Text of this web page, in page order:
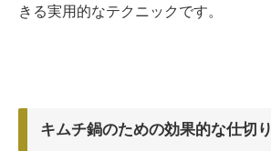
きる実用的なテクニックです。
キムチ鍋のための効果的な仕切り